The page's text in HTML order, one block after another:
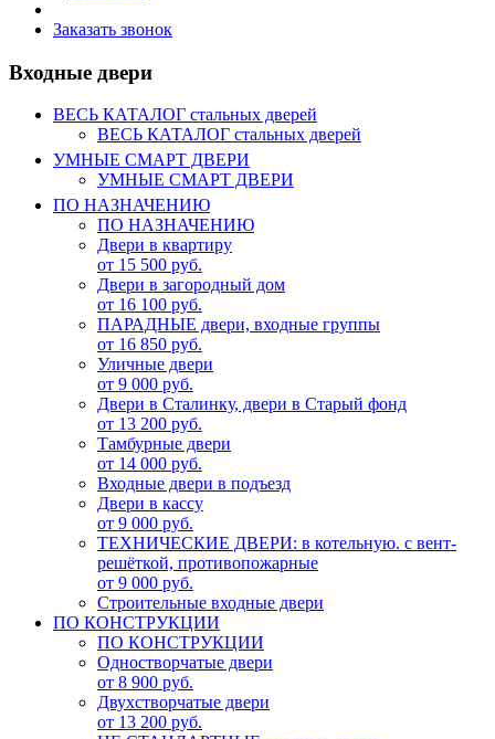
Заказать звонок
Входные двери
ВЕСЬ КАТАЛОГ стальных дверей
ВЕСЬ КАТАЛОГ стальных дверей
УМНЫЕ СМАРТ ДВЕРИ
УМНЫЕ СМАРТ ДВЕРИ
ПО НАЗНАЧЕНИЮ
ПО НАЗНАЧЕНИЮ
Двери в квартиру
от 15 500 руб.
Двери в загородный дом
от 16 100 руб.
ПАРАДНЫЕ двери, входные группы
от 16 850 руб.
Уличные двери
от 9 000 руб.
Двери в Сталинку, двери в Старый фонд
от 13 200 руб.
Тамбурные двери
от 14 000 руб.
Входные двери в подъезд
Двери в кассу
от 9 000 руб.
ТЕХНИЧЕСКИЕ ДВЕРИ: в котельную. с вент-
решёткой, противопожарные
от 9 000 руб.
Строительные входные двери
ПО КОНСТРУКЦИИ
ПО КОНСТРУКЦИИ
Одностворчатые двери
от 8 900 руб.
Двухстворчатые двери
от 13 200 руб.